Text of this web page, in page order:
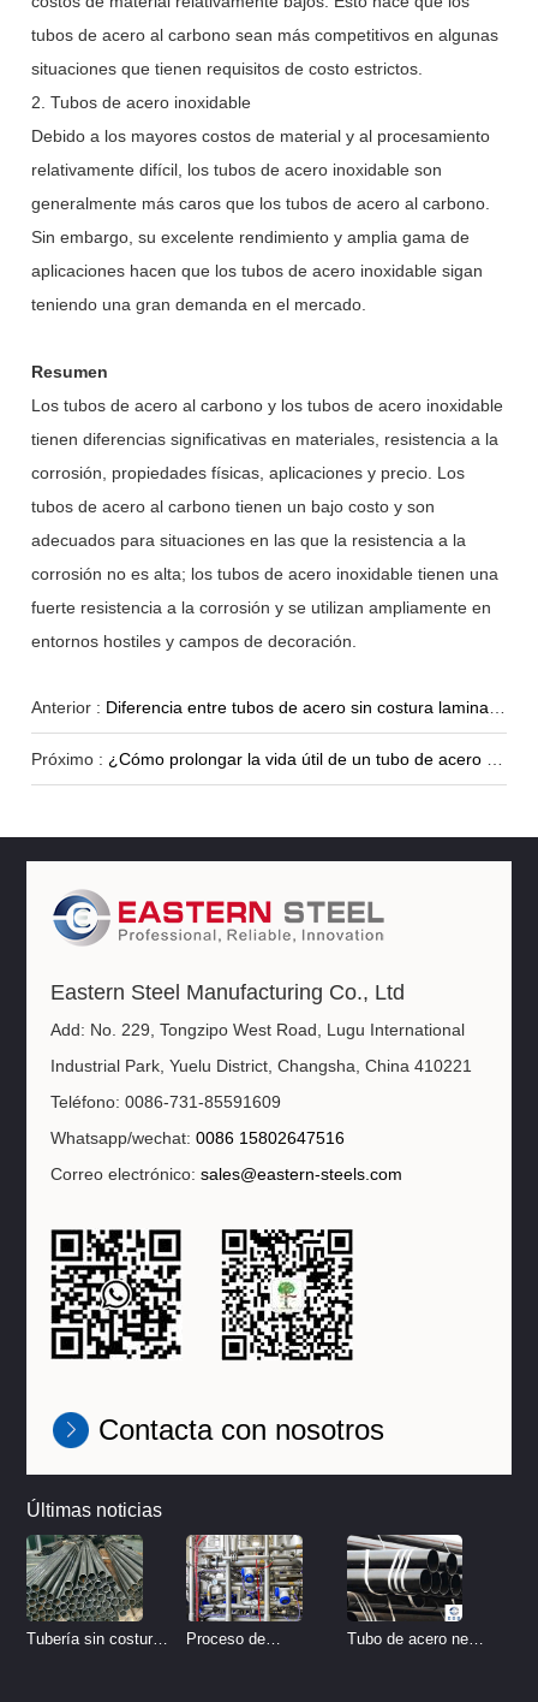
tubos de acero al carbono sean más competitivos en algunas
situaciones que tienen requisitos de costo estrictos.
2. Tubos de acero inoxidable
Debido a los mayores costos de material y al procesamiento
relativamente difícil, los tubos de acero inoxidable son
generalmente más caros que los tubos de acero al carbono.
Sin embargo, su excelente rendimiento y amplia gama de
aplicaciones hacen que los tubos de acero inoxidable sigan
teniendo una gran demanda en el mercado.
Resumen
Los tubos de acero al carbono y los tubos de acero inoxidable
tienen diferencias significativas en materiales, resistencia a la
corrosión, propiedades físicas, aplicaciones y precio. Los
tubos de acero al carbono tienen un bajo costo y son
adecuados para situaciones en las que la resistencia a la
corrosión no es alta; los tubos de acero inoxidable tienen una
fuerte resistencia a la corrosión y se utilizan ampliamente en
entornos hostiles y campos de decoración.
Anterior : Diferencia entre tubos de acero sin costura laminados en frío y en caliente
Próximo : ¿Cómo prolongar la vida útil de un tubo de acero dulce?
Eastern Steel Manufacturing Co., Ltd
Add: No. 229, Tongzipo West Road, Lugu International
Industrial Park, Yuelu District, Changsha, China 410221
Teléfono: 0086-731-85591609
Whatsapp/wechat:0086 15802647516
Correo electrónico:sales@eastern-steels.com
Contacta con nosotros
Últimas noticias
Tubería sin costura
Proceso de
Tubo de acero negro